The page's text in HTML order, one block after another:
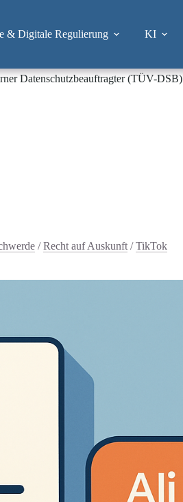
& Digitale Regulierung KI
Datenschutzbeauftragter (TÜV-DSB)
/Recht auf Auskunft /TikTok